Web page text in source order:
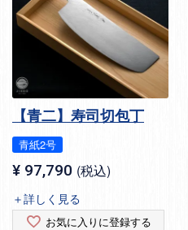
【青二】寿司切包丁
青紙2号
¥ 97,790 税込
＋詳しく見る
お気に入りに登録する